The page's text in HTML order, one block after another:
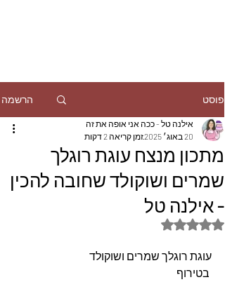
פוסט הרשמה
מתכון מנצח עוגת רוגלך
שמרים ושוקולד שחובה להכין
- אילנה טל
אילנה טל - ככה אני אופה את זה
20 באוג׳ 2025
זמן קריאה 2 דקות
דירוג של NaN מתוך 5 כוכבים
עוגת רוגלך שמרים ושוקולד